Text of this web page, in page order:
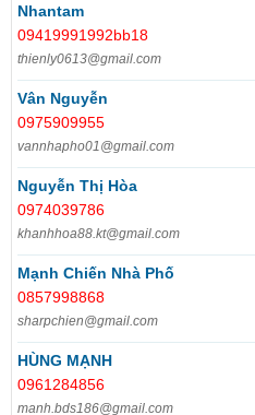
Nhantam
09419991992bb18
thienly0613@gmail.com
Vân Nguyễn
0975909955
vannhapho01@gmail.com
Nguyễn Thị Hòa
0974039786
khanhhoa88.kt@gmail.com
Mạnh Chiến Nhà Phố
0857998868
sharpchien@gmail.com
HÙNG MẠNH
0961284856
manh.bds186@gmail.com